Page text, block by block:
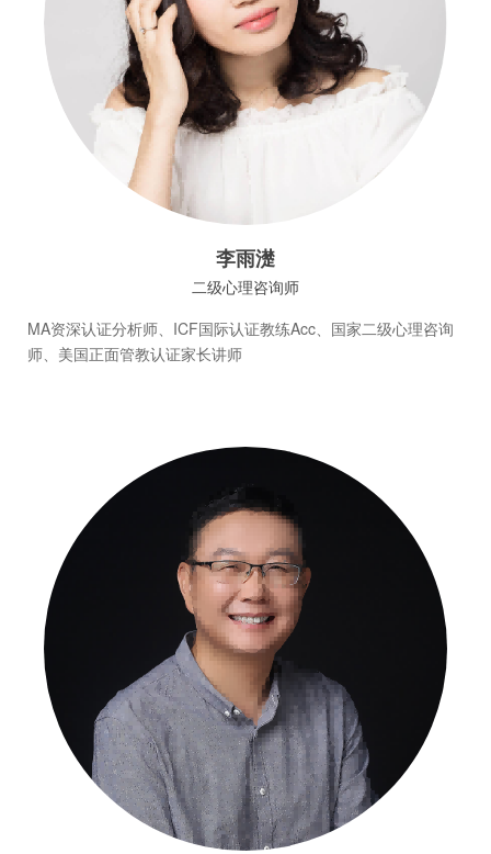
李雨濋
二级心理咨询师
MA资深认证分析师、ICF国际认证教练Acc、国家二级心理咨询
师、美国正面管教认证家长讲师